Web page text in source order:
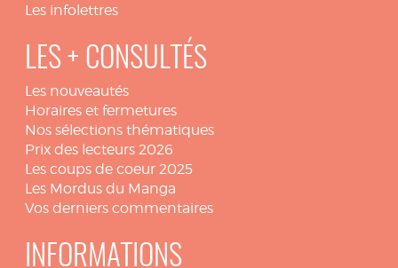
Les infolettres
LES + CONSULTÉS
Les nouveautés
Horaires et fermetures
Nos sélections thématiques
Prix des lecteurs 2026
Les coups de coeur 2025
Les Mordus du Manga
Vos derniers commentaires
INFORMATIONS